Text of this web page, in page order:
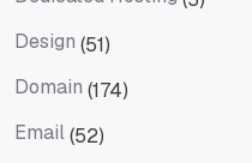
Design (51)
Domain (174)
Email(52)